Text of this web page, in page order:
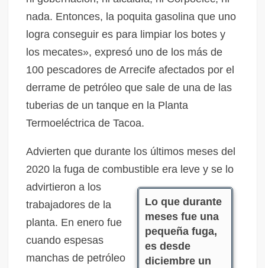
nada. Entonces, la poquita gasolina que uno
logra conseguir es para limpiar los botes y
los mecates», expresó uno de los más de
100 pescadores de Arrecife afectados por el
derrame de petróleo que sale de una de las
tuberias de un tanque en la Planta
Termoeléctrica de Tacoa.
Lo que durante
meses fue una
pequeña fuga,
es desde
diciembre un
Advierten que durante los últimos meses del
2020 la fuga de combustible era leve y se lo
advirtieron a los
trabajadores de la
planta. En enero fue
cuando espesas
manchas de petróleo